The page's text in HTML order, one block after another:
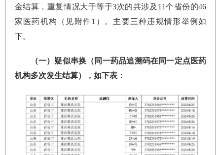
金结算，重复情况大于等于3次的共涉及11个省份的46
家医药机构（见附件1）。主要三种违规情形举例如
下。
（一）疑似串换（同一药品追溯码在同一定点医药
机构多次发生结算），如下表：